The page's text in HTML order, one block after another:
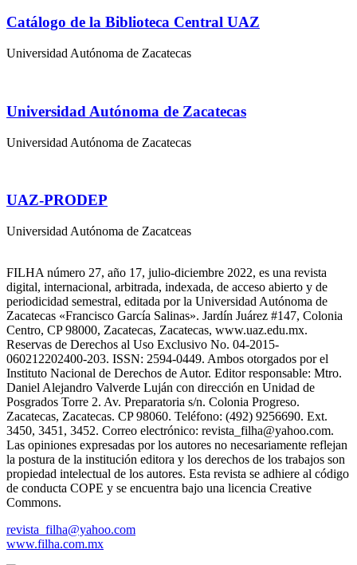
Catálogo de la Biblioteca Central UAZ
Universidad Autónoma de Zacatecas
Universidad Autónoma de Zacatecas
Universidad Autónoma de Zacatecas
UAZ-PRODEP
Universidad Autónoma de Zacatceas
FILHA número 27, año 17, julio-diciembre 2022, es una revista
digital, internacional, arbitrada, indexada, de acceso abierto y de
periodicidad semestral, editada por la Universidad Autónoma de
Zacatecas «Francisco García Salinas». Jardín Juárez #147, Colonia
Centro, CP 98000, Zacatecas, Zacatecas, www.uaz.edu.mx.
Reservas de Derechos al Uso Exclusivo No. 04-2015-
060212202400-203. ISSN: 2594-0449. Ambos otorgados por el
Instituto Nacional de Derechos de Autor. Editor responsable: Mtro.
Daniel Alejandro Valverde Luján con dirección en Unidad de
Posgrados Torre 2. Av. Preparatoria s/n. Colonia Progreso.
Zacatecas, Zacatecas. CP 98060. Teléfono: (492) 9256690. Ext.
3450, 3451, 3452. Correo electrónico: revista_filha@yahoo.com.
Las opiniones expresadas por los autores no necesariamente reflejan
la postura de la institución editora y los derechos de los trabajos son
propiedad intelectual de los autores. Esta revista se adhiere al código
de conducta COPE y se encuentra bajo una licencia Creative
Commons.
revista_filha@yahoo.com
www.filha.com.mx